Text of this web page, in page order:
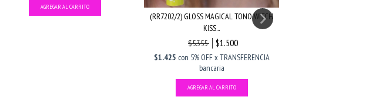
(RR7202/2) GLOSS MAGICAL TONO WITCH
KISS...
$5.355
$1.500
$1.425 con 5% OFF x TRANSFERENCIA
bancaria